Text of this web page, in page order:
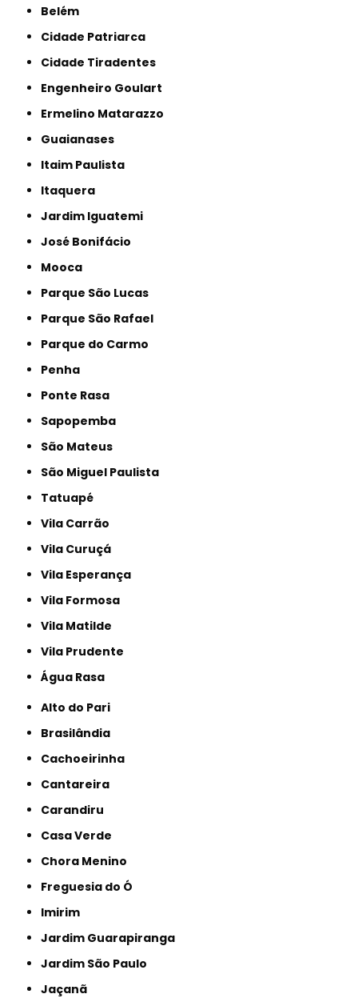
Belém
Cidade Patriarca
Cidade Tiradentes
Engenheiro Goulart
Ermelino Matarazzo
Guaianases
Itaim Paulista
Itaquera
Jardim Iguatemi
José Bonifácio
Mooca
Parque São Lucas
Parque São Rafael
Parque do Carmo
Penha
Ponte Rasa
Sapopemba
São Mateus
São Miguel Paulista
Tatuapé
Vila Carrão
Vila Curuçá
Vila Esperança
Vila Formosa
Vila Matilde
Vila Prudente
Água Rasa
Alto do Pari
Brasilândia
Cachoeirinha
Cantareira
Carandiru
Casa Verde
Chora Menino
Freguesia do Ó
Imirim
Jardim Guarapiranga
Jardim São Paulo
Jaçanã